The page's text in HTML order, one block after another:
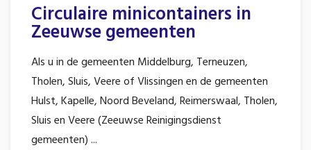
Circulaire minicontainers in
Zeeuwse gemeenten
Als u in de gemeenten Middelburg, Terneuzen,
Tholen, Sluis, Veere of Vlissingen en de gemeenten
Hulst, Kapelle, Noord Beveland, Reimerswaal, Tholen,
Sluis en Veere (Zeeuwse Reinigingsdienst
gemeenten) ...